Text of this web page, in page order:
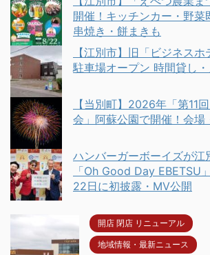
開催！キッチンカー・野菜
串焼き・餅まきも
【江別市】旧「ビジネス
駐車場オープン 時間貸し
【当別町】2026年「第11
会」阿蘇公園で開催！会場
ハンバーガーボーイズが江
「Oh Good Day EBETSU
22日に初披露・MV公開
開店 閉店 リニューアル
地域情報・最新ニュース